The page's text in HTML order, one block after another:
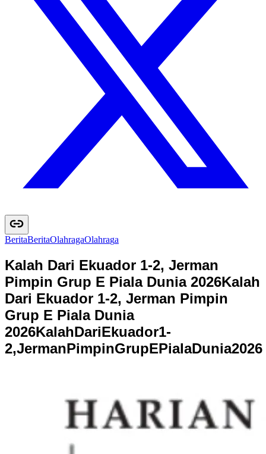
BeritaBeritaOlahragaOlahraga
Kalah Dari Ekuador 1-2, Jerman
Pimpin Grup E Piala Dunia 2026Kalah
Dari Ekuador 1-2, Jerman Pimpin
Grup E Piala Dunia
2026KalahDariEkuador1-
2,JermanPimpinGrupEPialaDunia2026